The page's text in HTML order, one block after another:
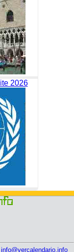
2026
info@vercalendario.info